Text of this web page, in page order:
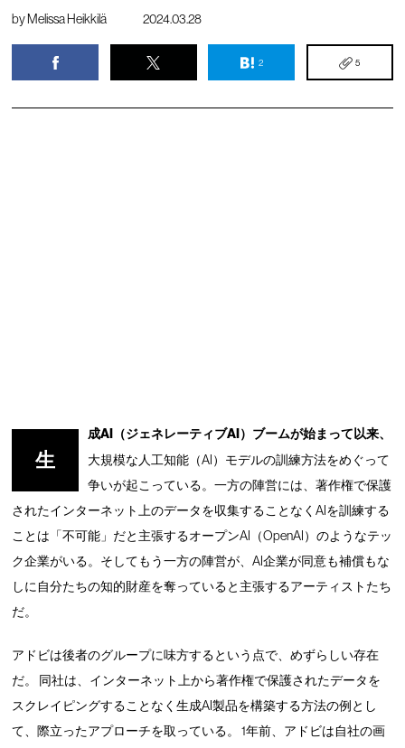
byMelissa Heikkilä 2024.03.28
2 5
生
成AI（ジェネレーティブAI）ブームが始まって以来、
大規模な人工知能（AI）モデルの訓練方法をめぐって
争いが起こっている。一方の陣営には、著作権で保護
されたインターネット上のデータを収集することなくAIを訓練する
ことは「不可能」だと主張するオープンAI（OpenAI）のようなテッ
ク企業がいる。そしてもう一方の陣営が、AI企業が同意も補償もな
しに自分たちの知的財産を奪っていると主張するアーティストたち
だ。
アドビは後者のグループに味方するという点で、めずらしい存在
だ。 同社は、インターネット上から著作権で保護されたデータを
スクレイピングすることなく生成AI製品を構築する方法の例とし
て、際立ったアプローチを取っている。 1年前、アドビは自社の画